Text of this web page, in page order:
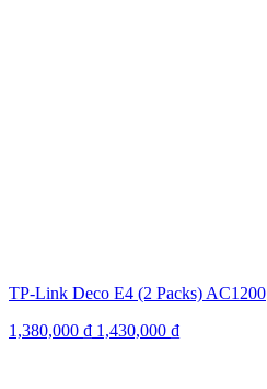
TP-Link Deco E4 (2 Packs) AC1200
1,380,000 ₫ 1,430,000 ₫